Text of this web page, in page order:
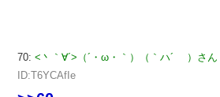
70: <丶｀∀´>（´・ω・｀）（｀ハ´ ）さん
ID:T6YCAfIe